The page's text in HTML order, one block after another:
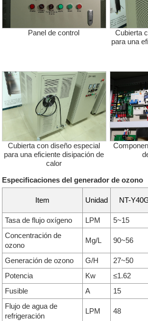
Panel de control
Cubierta
para una
Cubierta con diseño especial
para una eficiente disipación de
calor
Especificaciones del generador de ozono
Item Unidad NT-
Tasa de flujo oxígeno
LPM 5~15
Concentración de
ozono
Mg/L 90~56
Generación de ozono G/H 27~50
Potencia
Kw ≤1.62
Fusible
A 15
Flujo de agua de
refrigeración
LPM 48